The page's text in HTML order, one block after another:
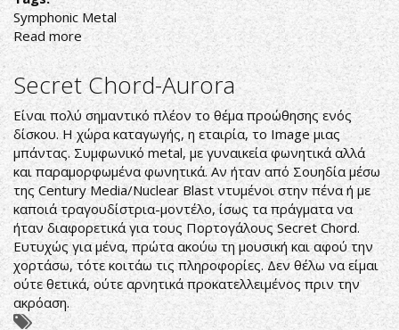
Symphonic Metal
Read moreabout
LEAVES'
EYES
DEBUT
"BLAZING
WATERS"
LIVE
VIDEO
FROM
UPCOMING
RELEASE
THE
LAST
VIKING
MIDSUMMER
Secret Chord-Aurora
Είναι πολύ σημαντικό πλέον το θέμα προώθησης ενός
δίσκου. Η χώρα καταγωγής, η εταιρία, το Image μιας
μπάντας. Συμφωνικό metal, με γυναικεία φωνητικά αλλά
και παραμορφωμένα φωνητικά. Αν ήταν από Σουηδία μέσω
της Century Media/Nuclear Blast ντυμένοι στην πένα ή με
καποιά τραγουδίστρια-μοντέλο, ίσως τα πράγματα να
ήταν διαφορετικά για τους Πορτογάλους Secret Chord.
Ευτυχώς για μένα, πρώτα ακούω τη μουσική και αφού την
χορτάσω, τότε κοιτάω τις πληροφορίες. Δεν θέλω να είμαι
ούτε θετικά, ούτε αρνητικά προκατελλειμένος πριν την
ακρόαση.